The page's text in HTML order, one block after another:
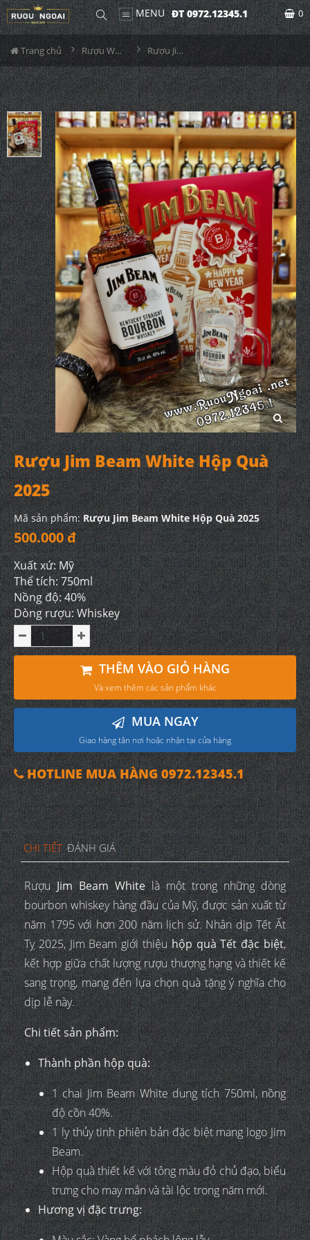
MENU ĐT 0972.12345.1 0
Trang chủ Rượu Whisky Rượu Jim Beam White Hộp Quà 2025
Rượu Jim Beam White Hộp Quà
2025
Mã sản phẩm:Rượu Jim Beam White Hộp Quà 2025
500.000 đ
Xuất xứ: Mỹ
Thể tích: 750ml
Nồng độ: 40%
Dòng rượu: Whiskey
THÊM VÀO GIỎ HÀNG
Và xem thêm các sản phẩm khác
MUA NGAY
Giao hàng tận nơi hoặc nhận tại cửa hàng
HOTLINE MUA HÀNG 0972.12345.1
CHI TIẾT ĐÁNH GIÁ
RượuJim Beam Whitelà một trong những dòng
bourbon whiskey hàng đầu của Mỹ, được sản xuất từ
năm 1795 với hơn 200 năm lịch sử. Nhân dịp Tết Ất
Tỵ 2025, Jim Beam giới thiệuhộp quà Tết đặc biệt,
kết hợp giữa chất lượng rượu thượng hạng và thiết kế
sang trọng, mang đến lựa chọn quà tặng ý nghĩa cho
dịp lễ này.
Chi tiết sản phẩm:
Thành phần hộp quà:
1 chai Jim Beam White dung tích 750ml, nồng
độ cồn 40%.
1 ly thủy tinh phiên bản đặc biệt mang logo Jim
Beam.
Hộp quà thiết kế với tông màu đỏ chủ đạo, biểu
trưng cho may mắn và tài lộc trong năm mới.
Hương vị đặc trưng: